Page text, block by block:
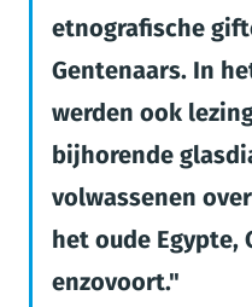
etnografische
Gentenaars. In
werden ook
bijhorende
volwassenen
het oude Egypte,
enzovoort.